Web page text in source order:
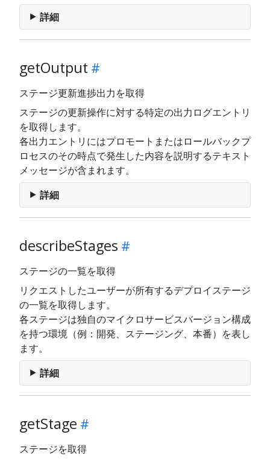
詳細
getOutput
ステージ更新進捗出力を取得
ステージの更新操作に対する特定の出力ログエントリ
を取得します。
各出力エントリにはプロモートまたはロールバックプ
ロセスのその時点で発生した内容を説明するテキスト
メッセージが含まれます。
詳細
describeStages
ステージの一覧を取得
リクエストしたユーザーが所有するデプロイステージ
の一覧を取得します。
各ステージは独自のマイクロサービスバージョン構成
を持つ環境（例：開発、ステージング、本番）を表し
ます。
詳細
getStage
ステージを取得